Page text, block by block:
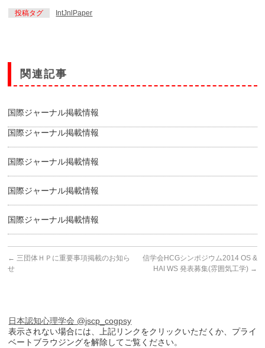
投稿タグ IntJnlPaper
関連記事
国際ジャーナル掲載情報
国際ジャーナル掲載情報
国際ジャーナル掲載情報
国際ジャーナル掲載情報
国際ジャーナル掲載情報
← 三団体ＨＰに重要事項掲載のお知ら
せ
信学会HCGシンポジウム2014 OS &
HAI WS 発表募集(雰囲気工学) →
日本認知心理学会 @jscp_cogpsy
表示されない場合には、上記リンクをクリックいただくか、プライ
ベートブラウジングを解除してご覧ください。